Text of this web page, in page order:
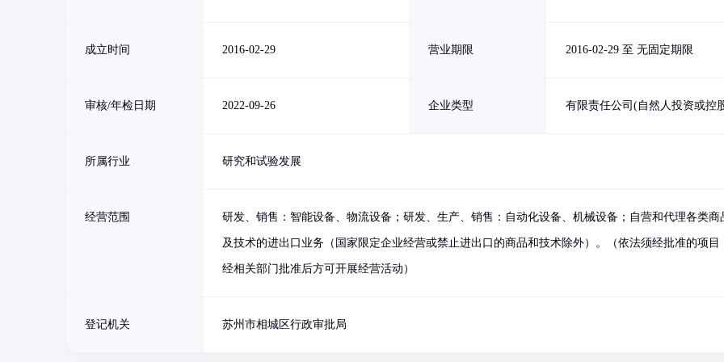
成立时间 2016-02-29 营业期限 2016-02-29 至 无固定期限
审核/年检日期 2022-09-26 企业类型 有限责任公司(自然人投资或控
所属行业 研究和试验发展
经营范围 研发、销售：智能设备、物流设备；研发、生产、销售：自动化设备、机械设备；自营和代理各类商
及技术的进出口业务（国家限定企业经营或禁止进出口的商品和技术除外）。（依法须经批准的项目
经相关部门批准后方可开展经营活动）
登记机关 苏州市相城区行政审批局